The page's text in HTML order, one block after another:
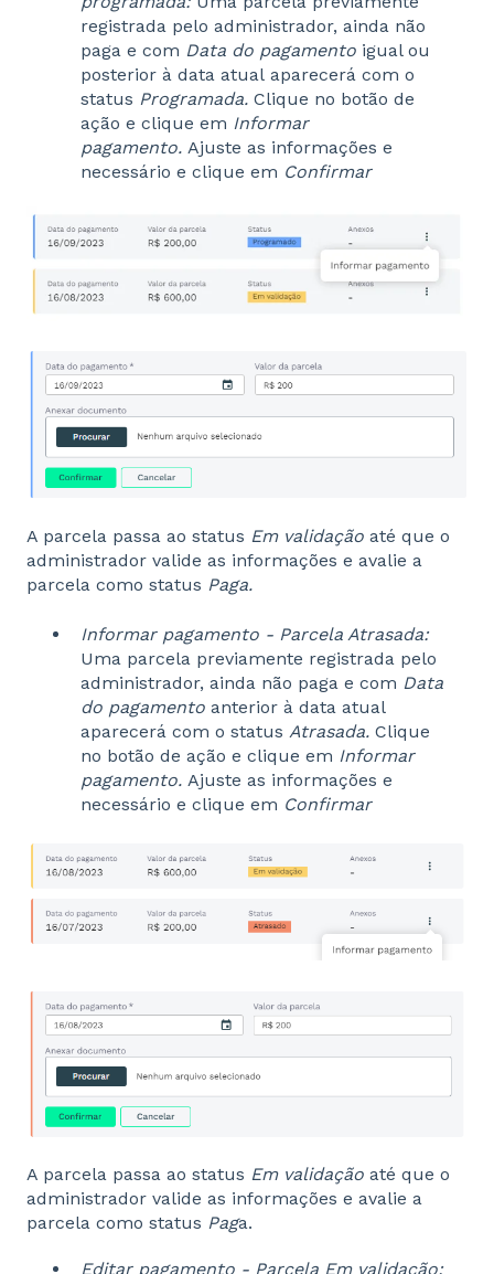
registrada pelo administrador, ainda não
paga e com Data do pagamento igual ou
posterior à data atual aparecerá com o
status Programada. Clique no botão de
ação e clique em Informar
pagamento. Ajuste as informações e
necessário e clique em Confirmar
A parcela passa ao status Em validação até que o
administrador valide as informações e avalie a
parcela como status Paga.
Informar pagamento - Parcela Atrasada:
Uma parcela previamente registrada pelo
administrador, ainda não paga e com Data
do pagamento anterior à data atual
aparecerá com o status Atrasada. Clique
no botão de ação e clique em Informar
pagamento. Ajuste as informações e
necessário e clique em Confirmar
A parcela passa ao status Em validação até que o
administrador valide as informações e avalie a
parcela como status Paga.
Editar pagamento - Parcela Em validação: